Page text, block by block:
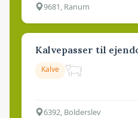
9681, Ranum
Kalvepasser til
Kalve
6392, Bolderslev